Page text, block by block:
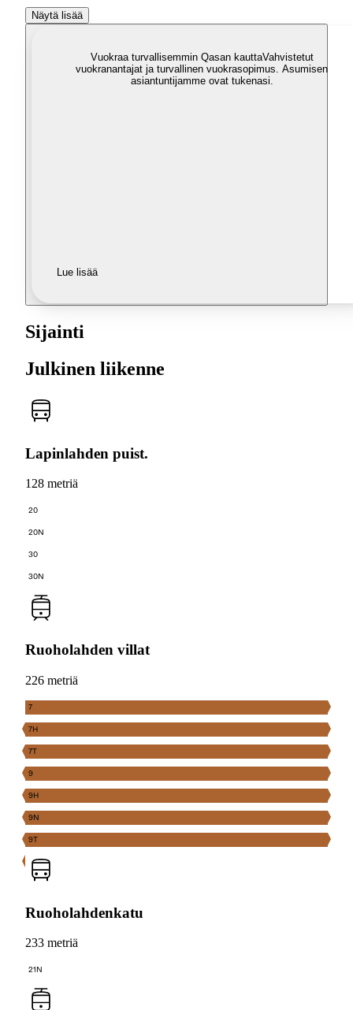
Näytä lisää
Vuokraa turvallisemmin Qasan kauttaVahvistetut
vuokranantajat ja turvallinen vuokrasopimus. Asumisen
asiantuntijamme ovat tukenasi.
Lue lisää
Sijainti
Julkinen liikenne
Lapinlahden puist.
128 metriä
20
20N
30
30N
Ruoholahden villat
226 metriä
7
7H
7T
9
9H
9N
9T
Ruoholahdenkatu
233 metriä
21N